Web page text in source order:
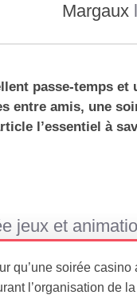
Margaux
passe-temps
entre amis, une
l’essentiel à
jeux et
qu’une soirée
l’organisation de